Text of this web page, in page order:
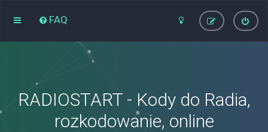
FAQ
RADIOSTART - Kody do Radia,
rozkodowanie, online